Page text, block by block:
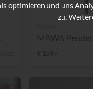
MAWA
€ 159,-
optimieren und uns
zu.